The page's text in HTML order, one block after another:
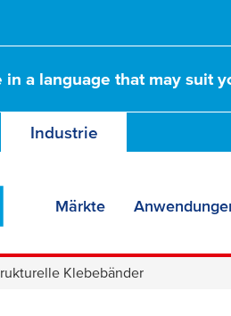
in a language that may suit
Industrie
Märkte
Klebebänder